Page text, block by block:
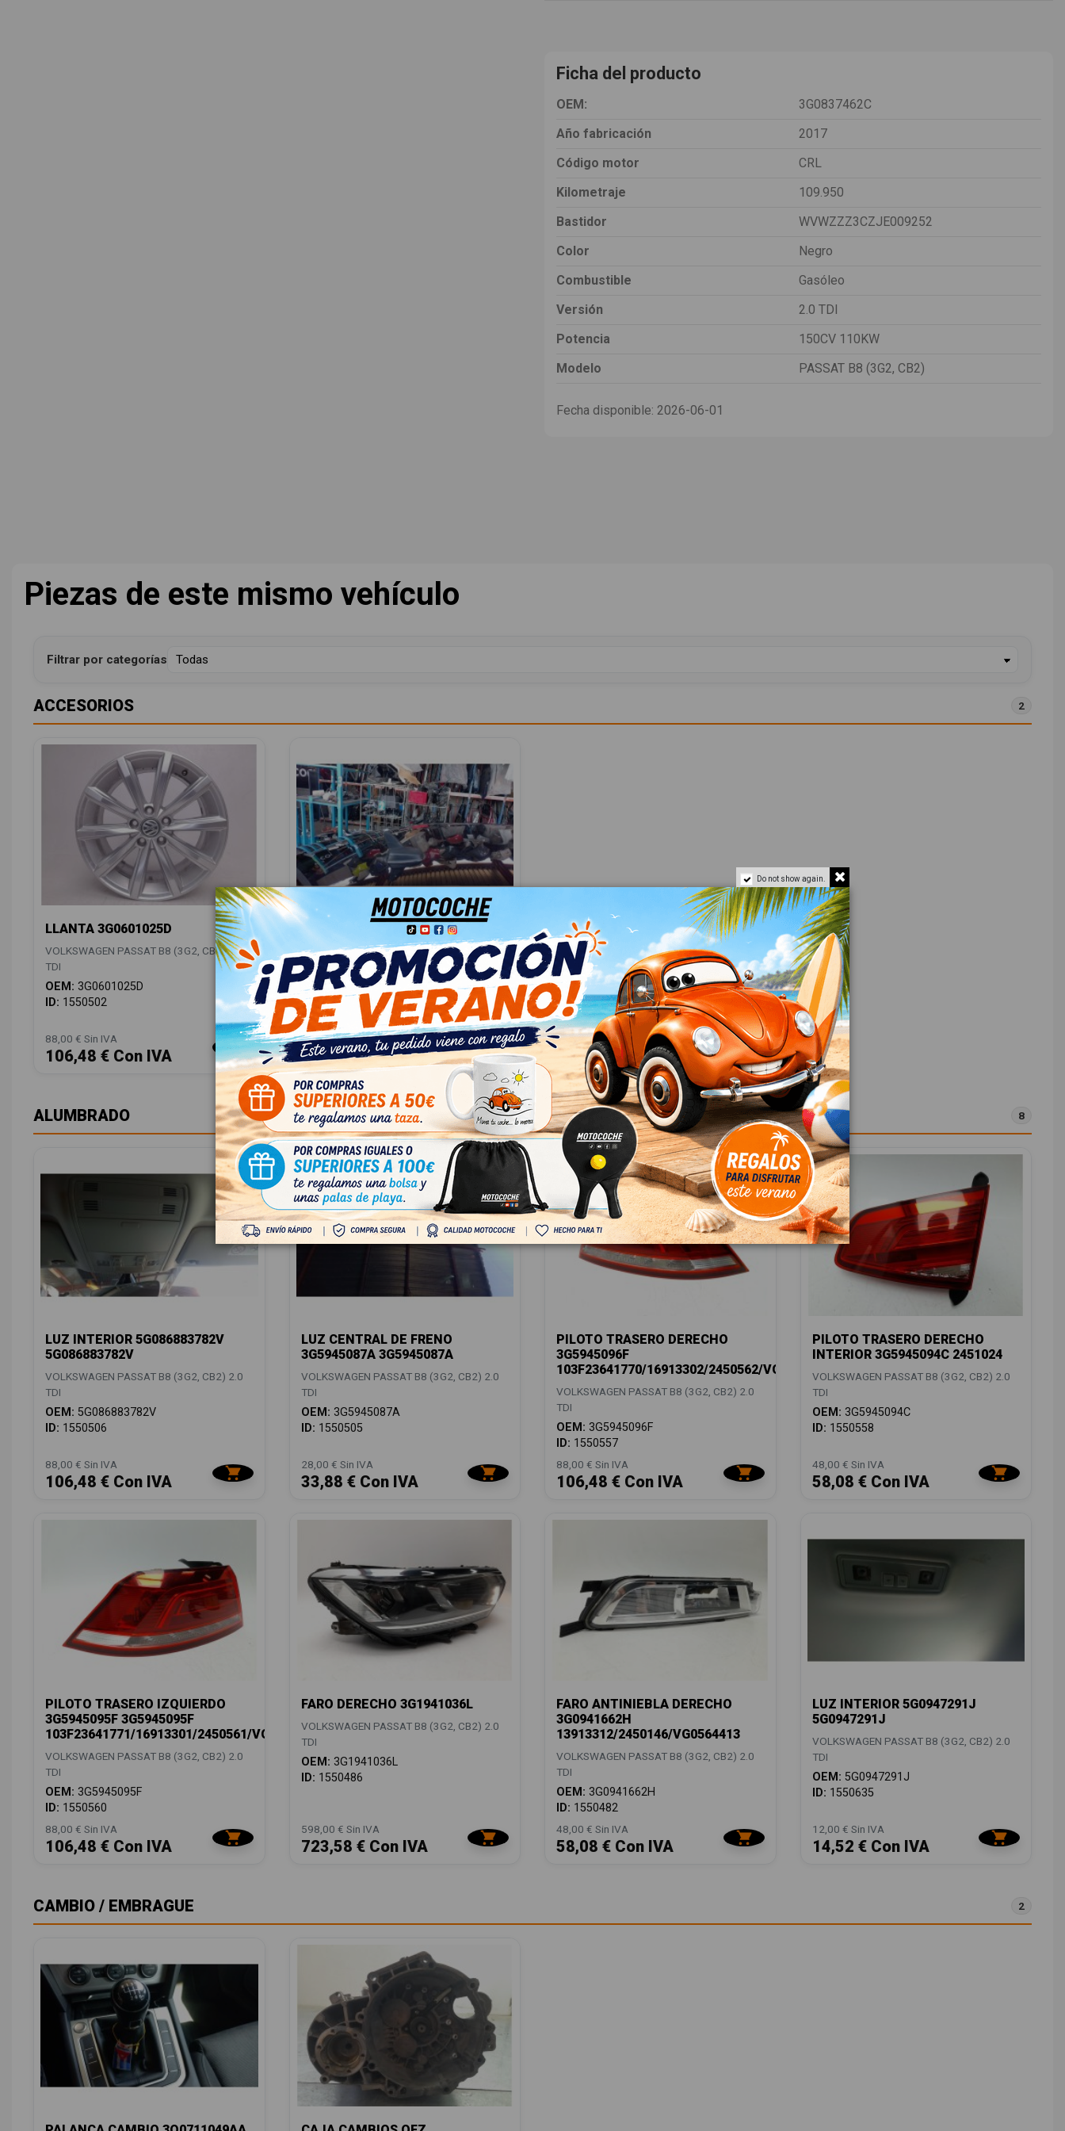
Ficha del producto
OEM:
3G0837462C
Año fabricación
2017
Código motor
CRL
Kilometraje
109.950
Bastidor
WVWZZZ3CZJE009252
Color
Negro
Combustible
Gasóleo
Versión
2.0 TDI
Potencia
150CV 110KW
Modelo
PASSAT B8 (3G2, CB2)
Fecha disponible: 2026-06-01
Piezas de este mismo vehículo
Filtrar por categorías
ACCESORIOS 2
LLANTA 3G0601025D
VOLKSWAGEN PASSAT B8 (3G2, CB2) 2.0
TDI
OEM: 3G0601025D
ID: 1550502
88,00 € Sin IVA
106,48 € Con IVA
ANTENA 5Q0035507N
5Q0035507N
VOLKSWAGEN PASSAT B8 (3G2, CB2) 2.0
TDI
OEM:5Q0035507N
ID: 1550404
28,00 € Sin IVA
33,88 € Con IVA
ALUMBRADO 8
LUZ INTERIOR 5G086883782V
5G086883782V
VOLKSWAGEN PASSAT B8 (3G2, CB2) 2.0
TDI
OEM: 5G086883782V
ID: 1550506
88,00 € Sin IVA
106,48 € Con IVA
LUZ CENTRAL DE FRENO
3G5945087A 3G5945087A
VOLKSWAGEN PASSAT B8 (3G2, CB2) 2.0
TDI
OEM: 3G5945087A
ID: 1550505
28,00 € Sin IVA
33,88 € Con IVA
PILOTO TRASERO DERECHO
3G5945096F
103F23641770/16913302/2450562/VG0564073
VOLKSWAGEN PASSAT B8 (3G2, CB2) 2.0
TDI
OEM: 3G5945096F
ID: 1550557
88,00 € Sin IVA
106,48 € Con IVA
PILOTO TRASERO DERECHO
INTERIOR 3G5945094C 2451024
VOLKSWAGEN PASSAT B8 (3G2, CB2) 2.0
TDI
OEM: 3G5945094C
ID: 1550558
48,00 € Sin IVA
58,08 € Con IVA
PILOTO TRASERO IZQUIERDO
3G5945095F 3G5945095F
103F23641771/16913301/2450561/VG0564074
VOLKSWAGEN PASSAT B8 (3G2, CB2) 2.0
TDI
OEM: 3G5945095F
ID: 1550560
88,00 € Sin IVA
106,48 € Con IVA
FARO DERECHO 3G1941036L
VOLKSWAGEN PASSAT B8 (3G2, CB2) 2.0
TDI
OEM: 3G1941036L
ID: 1550486
598,00 € Sin IVA
723,58 € Con IVA
FARO ANTINIEBLA DERECHO
3G0941662H
13913312/2450146/VG0564413
VOLKSWAGEN PASSAT B8 (3G2, CB2) 2.0
TDI
OEM: 3G0941662H
ID: 1550482
48,00 € Sin IVA
58,08 € Con IVA
LUZ INTERIOR 5G0947291J
5G0947291J
VOLKSWAGEN PASSAT B8 (3G2, CB2) 2.0
TDI
OEM: 5G0947291J
ID: 1550635
12,00 € Sin IVA
14,52 € Con IVA
CAMBIO / EMBRAGUE 2
Do not show again.